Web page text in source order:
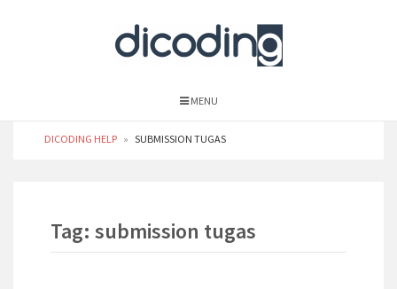
MENU
DICODING HELP » SUBMISSION TUGAS
Tag: submission tugas